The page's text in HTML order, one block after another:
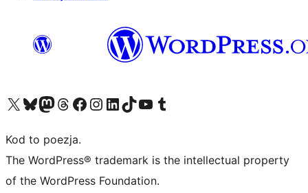
Odwiedź nasze konto X (dawniej Twitter)
Odwiedź nasze konto Bluesky
Odwiedź nasze konto na Mastodoncie
Odwiedź naszego Threadsa
Odwiedź naszego Facebooka
Odwiedź nasze konto na Instagramie
Odwiedź nasze konto na LinkedIn
Odwiedź naszego TikToka
Odwiedź nasz kanał YouTube
Odwiedź naszego Tumblra
Kod to poezja.
The WordPress® trademark is the intellectual property
of the WordPress Foundation.